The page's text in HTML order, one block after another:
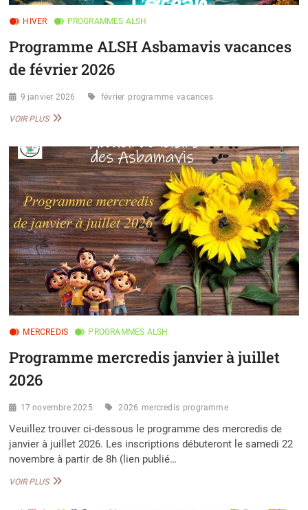
HIVER PROGRAMMES ALSH
Programme ALSH Asbamavis vacances
de février 2026
9 janvier 2026 février programme vacances
VOIR PLUSPROGRAMME
VACANCES
DE
FÉVRIER
2026
MERCREDIS PROGRAMMES ALSH
Programme mercredis janvier à juillet
2026
17 novembre 2025 2026 mercredis programme
Veuillez trouver ci-dessous le programme des mercredis de
janvier à juillet 2026. Les inscriptions débuteront le samedi 22
novembre à partir de 8h (lien publié…
VOIR PLUSPROGRAMME